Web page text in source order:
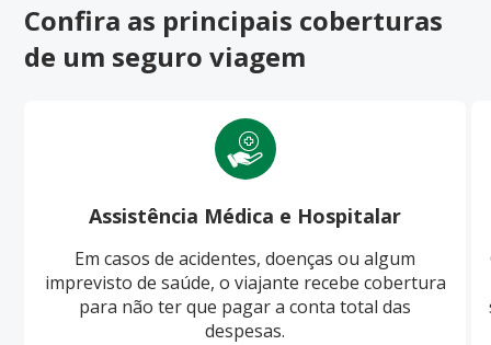
Confira as principais coberturas
de um seguro viagem
Assistência Médica e Hospitalar
Em casos de acidentes, doenças ou algum
imprevisto de saúde, o viajante recebe cobertura
para não ter que pagar a conta total das
despesas.